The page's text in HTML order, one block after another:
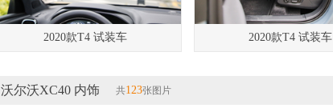
2020款T4 试装车 2020款T4 试装车
沃尔沃XC40 内饰 共123张图片